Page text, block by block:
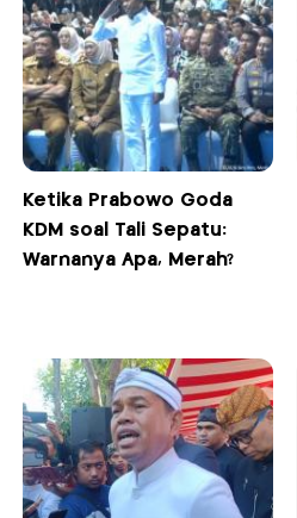
Ketika Prabowo Goda
KDM soal Tali Sepatu:
Warnanya Apa, Merah?